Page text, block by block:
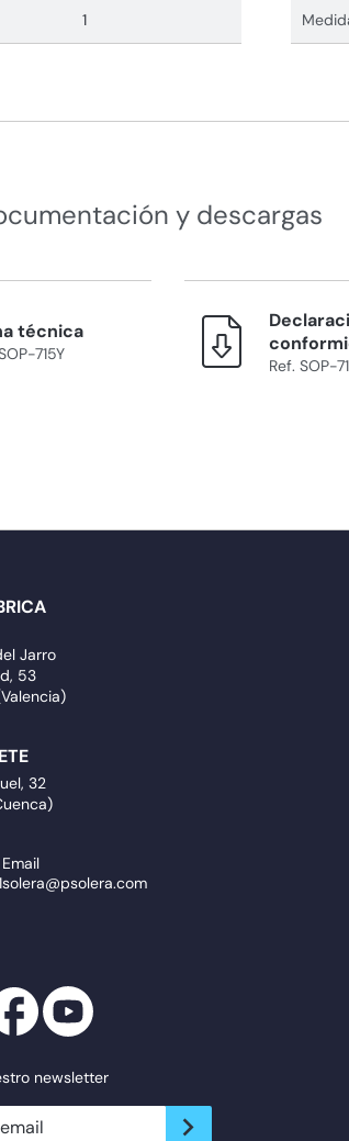
1
y descargas
técnica
715Y
Ref. SOP-
Jarro
53
32
Email
solera@psolera.com
newsletter